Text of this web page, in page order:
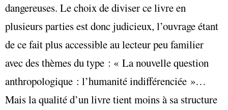
dangereuses. Le choix de diviser ce livre en
plusieurs parties est donc judicieux, l’ouvrage étant
de ce fait plus accessible au lecteur peu familier
avec des thèmes du type : « La nouvelle question
anthropologique : l’humanité indifférenciée »…
Mais la qualité d’un livre tient moins à sa structure